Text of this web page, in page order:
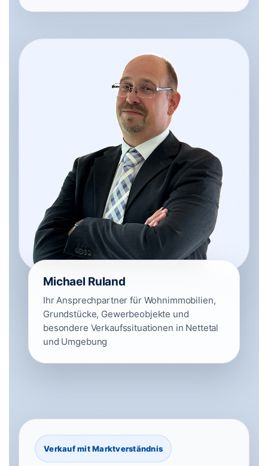
Michael Ruland
Ihr Ansprechpartner für Wohnimmobilien,
Grundstücke, Gewerbeobjekte und
besondere Verkaufssituationen in Nettetal
und Umgebung
Verkauf mit Marktverständnis